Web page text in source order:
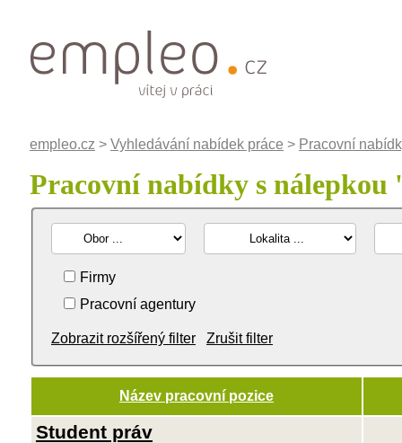
empleo.cz > Vyhledávání nabídek práce > Pracovní
Pracovní nabídky s nálepkou '
Firmy
Pracovní agentury
Zobrazit rozšířený filter Zrušit filter
Název pracovní pozice
Student práv